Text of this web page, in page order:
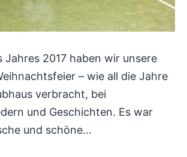
Jahres 2017 haben wir unsere
– wie all die Jahre
verbracht, bei
und Geschichten. Es war
und schöne…